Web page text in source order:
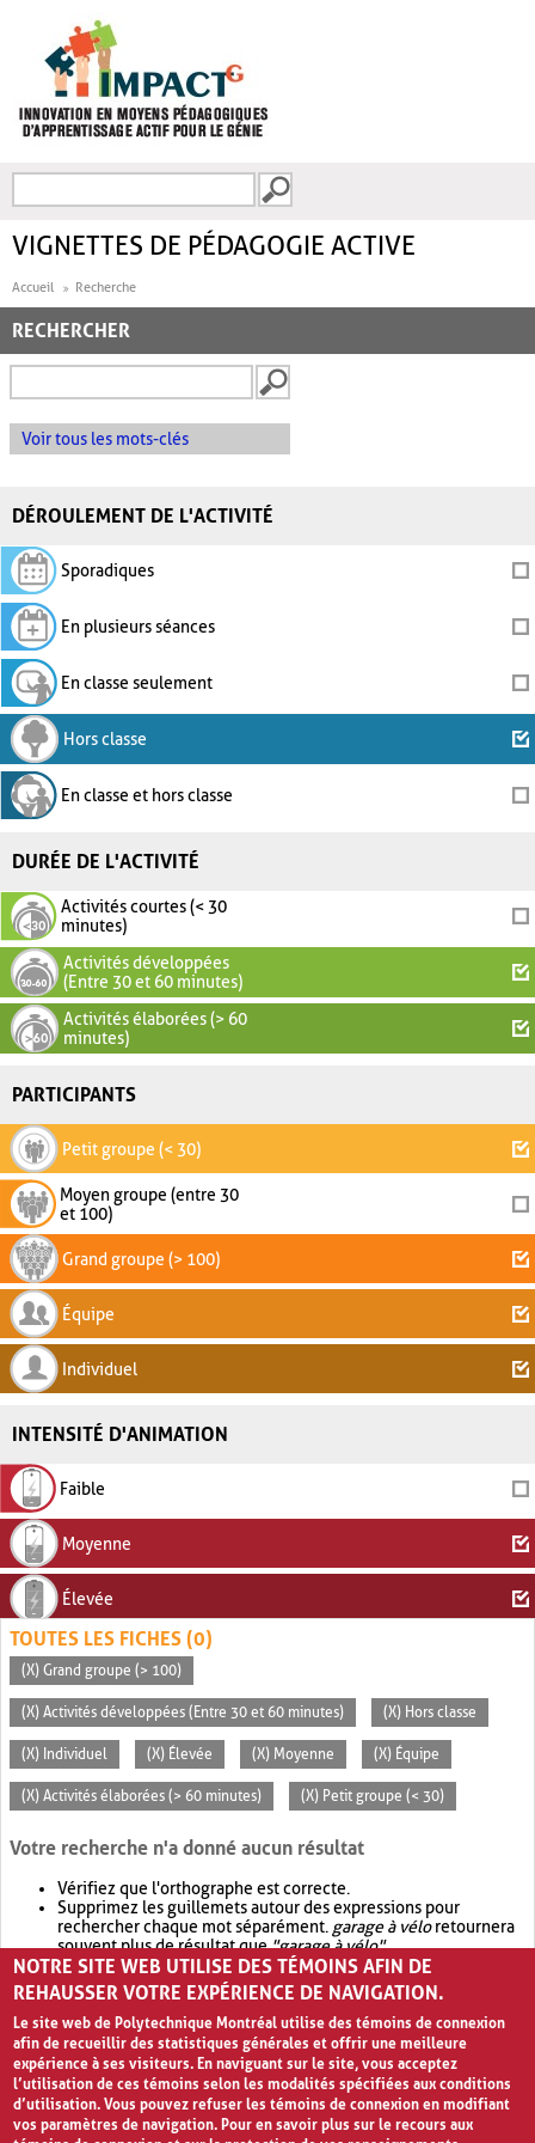
FORMULAIRE DE
VIGNETTES DE PÉDAGOGIE ACTIVE
Accueil Recherche
RECHERCHER
Voir tous les mots-clés
DÉROULEMENT DE L'ACTIVITÉ
Sporadiques
En plusieurs séances
En classe seulement
Hors classe
En classe et hors classe
DURÉE DE L'ACTIVITÉ
Activités courtes (< 30
minutes)
Activités développées
(Entre 30 et 60 minutes)
Activités élaborées (> 60
minutes)
PARTICIPANTS
Petit groupe (< 30)
Moyen groupe (entre 30
et 100)
Grand groupe (> 100)
Équipe
Individuel
INTENSITÉ D'ANIMATION
Faible
Moyenne
Élevée
TOUTES LES FICHES (0)
(X) Grand groupe (> 100)
(X) Activités développées (Entre 30 et 60 minutes) (X) Hors classe
(X) Individuel (X) Élevée (X) Moyenne (X) Équipe
(X) Activités élaborées (> 60 minutes) (X) Petit groupe (< 30)
Votre recherche n'a donné aucun résultat
Vérifiez que l'orthographe est correcte.
Supprimez les guillemets autour des expressions pour
rechercher chaque mot séparément. garage à véloretournera
souvent plus de résultat que"garage à vélo".
Envisagez d'élargir votre recherche avec OR.garage OR vélo
retournera souvent plus de résultat quegarage à vélo
NOTRE SITE WEB UTILISE DES TÉMOINS AFIN DE
REHAUSSER VOTRE EXPÉRIENCE DE NAVIGATION.
Le site web de Polytechnique Montréal utilise des témoins de connexion
afin de recueillir des statistiques générales et offrir une meilleure
expérience à ses visiteurs. En naviguant sur le site, vous acceptez
l’utilisation de ces témoins selon les modalités spécifiées aux conditions
d’utilisation. Vous pouvez refuser les témoins de connexion en modifiant
vos paramètres de navigation. Pour en savoir plus sur le recours aux